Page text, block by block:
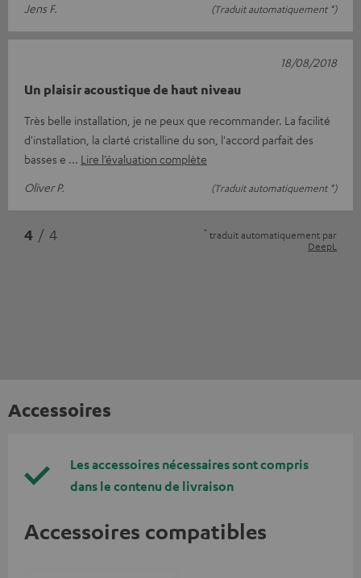
Jens F.
(Traduit automatiquement *)
Un plaisir acoustique de haut niveau
Très belle installation, je ne peux que recommander. La facilité
d'installation, la clarté cristalline du son, l'accord parfait des
basses e
Lire l’évaluation complète
Oliver P.
(Traduit automatiquement *)
18/08/2018
4 / 4 * traduit automatiquement par
DeepL
Accessoires
Les accessoires nécessaires sont compris
dans le contenu de livraison
Accessoires compatibles